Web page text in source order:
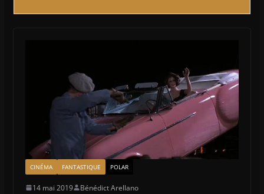
CINÉMA FANTASTIQUE POLAR
14 mai 2019
Bénédict Arellano